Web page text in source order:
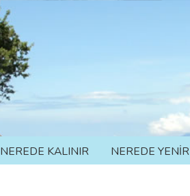
NEREDE KALINIR NEREDE YENİR